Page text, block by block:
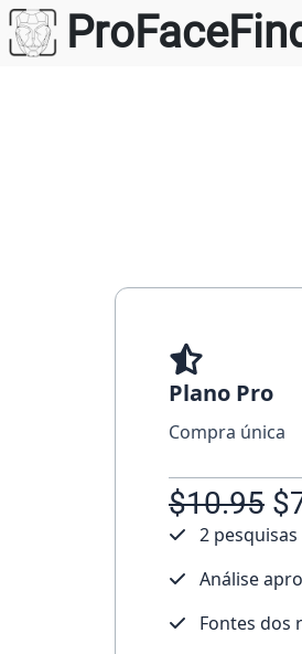
Saltar
para
Plano Pro
Compra única
$10.95
2 pesquisas
Análise
Fontes dos